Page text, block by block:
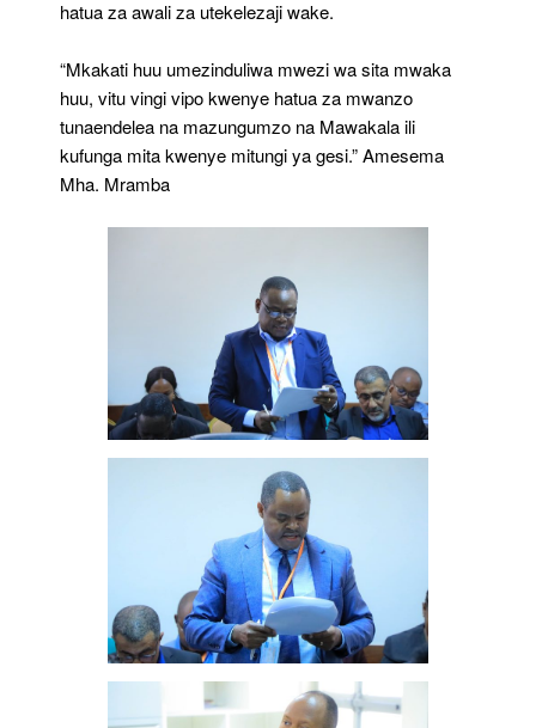
hatua za awali za utekelezaji wake.
“Mkakati huu umezinduliwa mwezi wa sita mwaka
huu, vitu vingi vipo kwenye hatua za mwanzo
tunaendelea na mazungumzo na Mawakala ili
kufunga mita kwenye mitungi ya gesi.” Amesema
Mha. Mramba